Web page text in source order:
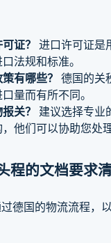
证？ 进口许可证是
法规和标准。
有哪些？ 德国的关
量而有所不同。
关？ 建议选择专业
他们可以协助您处
程的文档要求
德国的物流流程，